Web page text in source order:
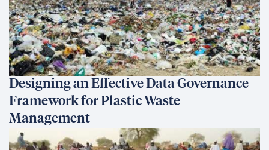
Designing an Effective Data Governance
Framework for Plastic Waste
Management